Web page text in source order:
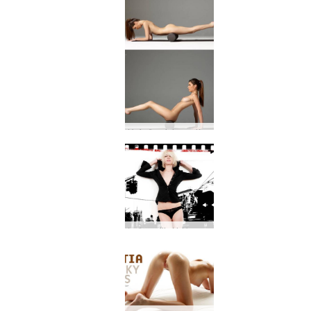
Hefurðu einhvern tíma velt því fyrir þér hvernig glæsilegu Hegre.com módelin okkar haldast í svona góðu formi?
Það er eitt stórt kynþokkafullt epli